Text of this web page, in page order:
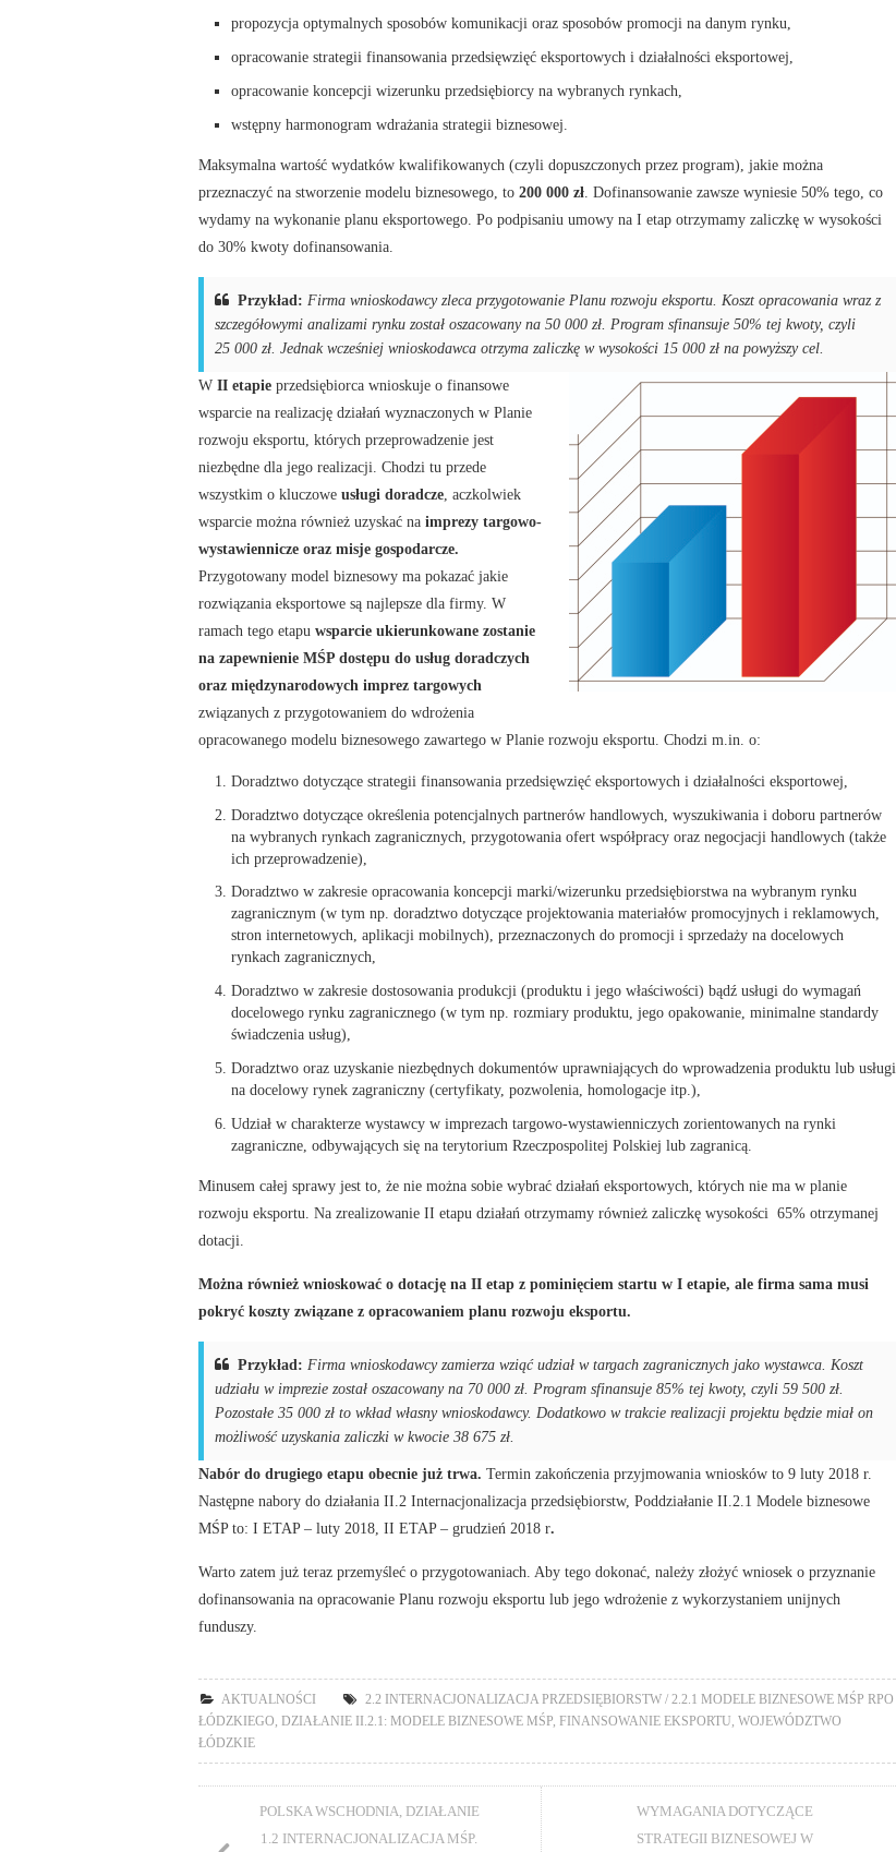
propozycja optymalnych sposobów komunikacji oraz sposobów promocji na danym rynku,
opracowanie strategii finansowania przedsięwzięć eksportowych i działalności eksportowej,
opracowanie koncepcji wizerunku przedsiębiorcy na wybranych rynkach,
wstępny harmonogram wdrażania strategii biznesowej.
Maksymalna wartość wydatków kwalifikowanych (czyli dopuszczonych przez program), jakie można
przeznaczyć na stworzenie modelu biznesowego, to 200 000 zł . Dofinansowanie zawsze wyniesie 50% tego, co
wydamy na wykonanie planu eksportowego. Po podpisaniu umowy na I etap otrzymamy zaliczkę w wysokości
do 30% kwoty dofinansowania.
Przykład: Firma wnioskodawcy zleca przygotowanie Planu rozwoju eksportu. Koszt opracowania wraz z
szczegółowymi analizami rynku został oszacowany na 50 000 zł. Program sfinansuje 50% tej kwoty, czyli
25 000 zł. Jednak wcześniej wnioskodawca otrzyma zaliczkę w wysokości 15 000 zł na powyższy cel.
W II etapie przedsiębiorca wnioskuje o finansowe
wsparcie na realizację działań wyznaczonych w Planie
rozwoju eksportu, których przeprowadzenie jest
niezbędne dla jego realizacji. Chodzi tu przede
wszystkim o kluczowe usługi doradcze , aczkolwiek
wsparcie można również uzyskać na imprezy targowo-
wystawiennicze oraz misje gospodarcze.
Przygotowany model biznesowy ma pokazać jakie
rozwiązania eksportowe są najlepsze dla firmy. W
ramach tego etapu wsparcie ukierunkowane zostanie
na zapewnienie MŚP dostępu do usług doradczych
oraz międzynarodowych imprez targowych
związanych z przygotowaniem do wdrożenia
opracowanego modelu biznesowego zawartego w Planie rozwoju eksportu. Chodzi m.in. o:
Doradztwo dotyczące strategii finansowania przedsięwzięć eksportowych i działalności eksportowej,
Doradztwo dotyczące określenia potencjalnych partnerów handlowych, wyszukiwania i doboru partnerów
na wybranych rynkach zagranicznych, przygotowania ofert współpracy oraz negocjacji handlowych (także
ich przeprowadzenie),
Doradztwo w zakresie opracowania koncepcji marki/wizerunku przedsiębiorstwa na wybranym rynku
zagranicznym (w tym np. doradztwo dotyczące projektowania materiałów promocyjnych i reklamowych,
stron internetowych, aplikacji mobilnych), przeznaczonych do promocji i sprzedaży na docelowych
rynkach zagranicznych,
Doradztwo w zakresie dostosowania produkcji (produktu i jego właściwości) bądź usługi do wymagań
docelowego rynku zagranicznego (w tym np. rozmiary produktu, jego opakowanie, minimalne standardy
świadczenia usług),
Doradztwo oraz uzyskanie niezbędnych dokumentów uprawniających do wprowadzenia produktu lub usługi
na docelowy rynek zagraniczny (certyfikaty, pozwolenia, homologacje itp.),
Udział w charakterze wystawcy w imprezach targowo-wystawienniczych zorientowanych na rynki
zagraniczne, odbywających się na terytorium Rzeczpospolitej Polskiej lub zagranicą.
Minusem całej sprawy jest to, że nie można sobie wybrać działań eksportowych, których nie ma w planie
rozwoju eksportu. Na zrealizowanie II etapu działań otrzymamy również zaliczkę wysokości 65% otrzymanej
dotacji.
Można również wnioskować o dotację na II etap z pominięciem startu w I etapie, ale firma sama musi
pokryć koszty związane z opracowaniem planu rozwoju eksportu.
Przykład: Firma wnioskodawcy zamierza wziąć udział w targach zagranicznych jako wystawca. Koszt
udziału w imprezie został oszacowany na 70 000 zł. Program sfinansuje 85% tej kwoty, czyli 59 500 zł.
Pozostałe 35 000 zł to wkład własny wnioskodawcy. Dodatkowo w trakcie realizacji projektu będzie miał on
możliwość uzyskania zaliczki w kwocie 38 675 zł.
Nabór do drugiego etapu obecnie już trwa. Termin zakończenia przyjmowania wniosków to 9 luty 2018 r.
Następne nabory do działania II.2 Internacjonalizacja przedsiębiorstw, Poddziałanie II.2.1 Modele biznesowe
MŚP to: I ETAP – luty 2018, II ETAP – grudzień 2018 r.
Warto zatem już teraz przemyśleć o przygotowaniach. Aby tego dokonać, należy złożyć wniosek o przyznanie
dofinansowania na opracowanie Planu rozwoju eksportu lub jego wdrożenie z wykorzystaniem unijnych
funduszy.
AKTUALNOŚCI
2.2 INTERNACJONALIZACJA PRZEDSIĘBIORSTW / 2.2.1 MODELE BIZNESOWE MŚP RPO
ŁÓDZKIEGO DZIAŁANIE II.2.1: MODELE BIZNESOWE MŚP FINANSOWANIE EKSPORTU WOJEWÓDZTWO
ŁÓDZKIE
POLSKA WSCHODNIA, DZIAŁANIE
1.2 INTERNACJONALIZACJA MŚP.
WYMAGANIA DOTYCZĄCE
STRATEGII BIZNESOWEJ W